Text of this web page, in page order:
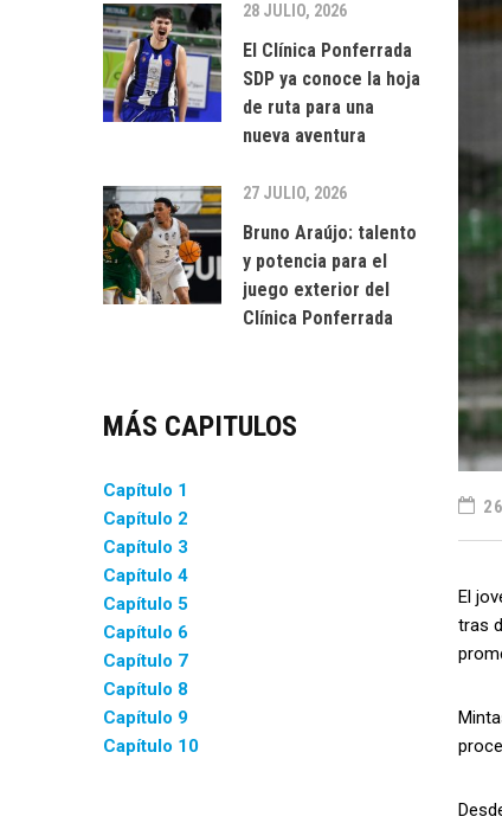
El
tras
28 JULIO, 2026
El Clínica Ponferrada
SDP ya conoce la hoja
de ruta para una
nueva aventura
27 JULIO, 2026
Bruno Araújo: talento
y potencia para el
juego exterior del
Clínica Ponferrada
MÁS CAPITULOS
Capítulo 1
Capítulo 2
Capítulo 3
Capítulo 4
Capítulo 5
Capítulo 6
Capítulo 7
Capítulo 8
Capítulo 9
Capítulo 10